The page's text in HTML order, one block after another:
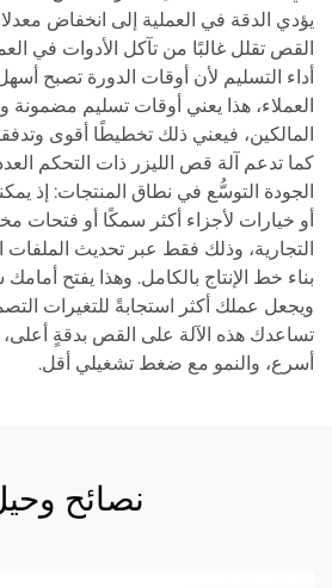
يؤدي الدقة في العملية إلى انخفاض
القص تقلل غالبًا من تآكل الأدوات في
أداء التسليم لأن أوقات الدورة تصبح
العملاء، هذا يعني أوقات تسليم مضمونة
المالكين، فيعني ذلك تخطيطًا أقوى
كما تدعم آلة قص الليزر ذات التحكم
الجودة التوسُّع في نطاق المنتجات: إذ
أو خيارات لأجزاء أكثر سمكًا أو
التجارية، وذلك فقط عبر تحديث الملفات
بناء خط الإنتاج بالكامل. وهذا يفتح
ويجعل عملك أكثر استجابةً للتغيرات
تساعدك هذه الآلة على القص بدقةٍ
أسرع، والنمو مع ضغط تشغيلي أقل.
نصائح